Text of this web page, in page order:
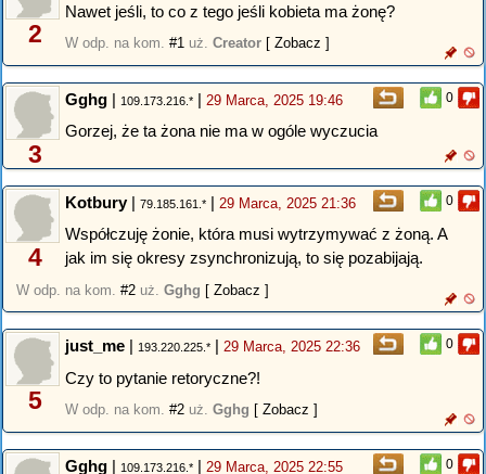
2
Nawet jeśli, to co z tego jeśli kobieta ma żonę?
W odp. na kom. #1 uż. Creator [ Zobacz ]
0
3
Gghg | 109.173.216.* | 29 Marca, 2025 19:46
Gorzej, że ta żona nie ma w ogóle wyczucia
0
4
Kotbury| 79.185.161.* | 29 Marca, 2025 21:36
Współczuję żonie, która musi wytrzymywać z żoną. A
jak im się okresy zsynchronizują, to się pozabijają.
W odp. na kom. #2 uż. Gghg [ Zobacz ]
0
5
just_me | 193.220.225.* | 29 Marca, 2025 22:36
Czy to pytanie retoryczne?!
W odp. na kom. #2 uż. Gghg [ Zobacz ]
0
Gghg | 109.173.216.* | 29 Marca, 2025 22:55